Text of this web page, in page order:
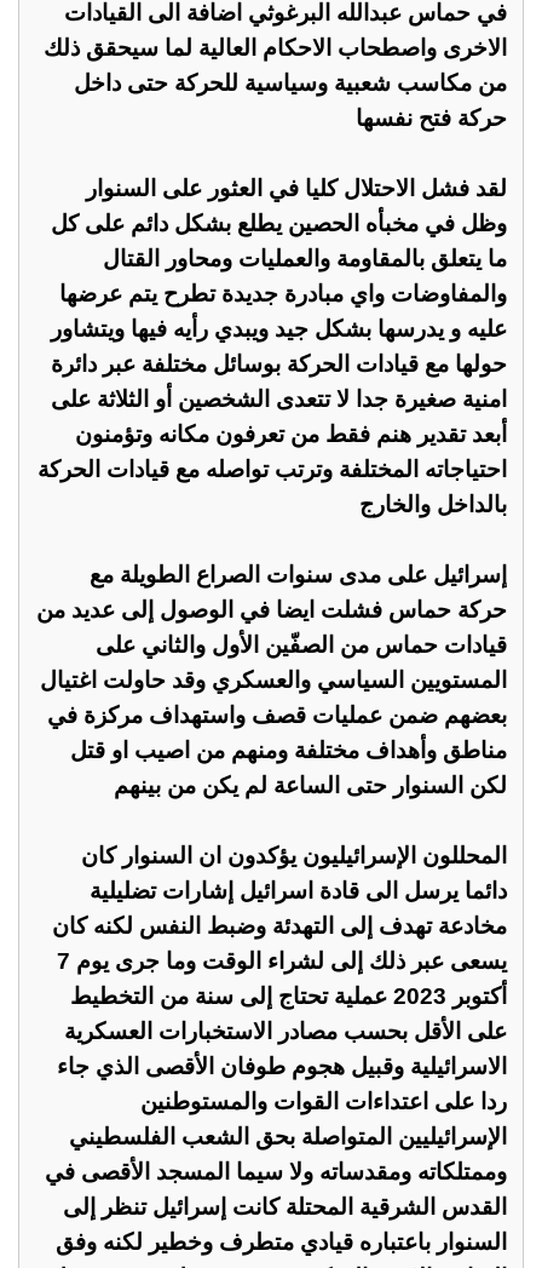
في حماس عبدالله البرغوثي اضافة الى القيادات
الاخرى واصطحاب الاحكام العالية لما سيحقق ذلك
من مكاسب شعبية وسياسية للحركة حتى داخل
حركة فتح نفسها
لقد فشل الاحتلال كليا في العثور على السنوار
وظل في مخبأه الحصين يطلع بشكل دائم على كل
ما يتعلق بالمقاومة والعمليات ومحاور القتال
والمفاوضات واي مبادرة جديدة تطرح يتم عرضها
عليه و يدرسها بشكل جيد ويبدي رأيه فيها ويتشاور
حولها مع قيادات الحركة بوسائل مختلفة عبر دائرة
امنية صغيرة جدا لا تتعدى الشخصين أو الثلاثة على
أبعد تقدير هنم فقط من تعرفون مكانه وتؤمنون
احتياجاته المختلفة وترتب تواصله مع قيادات الحركة
بالداخل والخارج
إسرائيل على مدى سنوات الصراع الطويلة مع
حركة حماس فشلت ايضا في الوصول إلى عديد من
قيادات حماس من الصفّين الأول والثاني على
المستويين السياسي والعسكري وقد حاولت اغتيال
بعضهم ضمن عمليات قصف واستهداف مركزة في
مناطق وأهداف مختلفة ومنهم من اصيب او قتل
لكن السنوار حتى الساعة لم يكن من بينهم
المحللون الإسرائيليون يؤكدون ان السنوار كان
دائما يرسل الى قادة اسرائيل إشارات تضليلية
مخادعة تهدف إلى التهدئة وضبط النفس لكنه كان
يسعى عبر ذلك إلى لشراء الوقت وما جرى يوم 7
أكتوبر 2023 عملية تحتاج إلى سنة من التخطيط
على الأقل بحسب مصادر الاستخبارات العسكرية
الاسرائيلية وقبيل هجوم طوفان الأقصى الذي جاء
ردا على اعتداءات القوات والمستوطنين
الإسرائيليين المتواصلة بحق الشعب الفلسطيني
وممتلكاته ومقدساته ولا سيما المسجد الأقصى في
القدس الشرقية المحتلة كانت إسرائيل تنظر إلى
السنوار باعتباره قيادي متطرف وخطير لكنه وفق